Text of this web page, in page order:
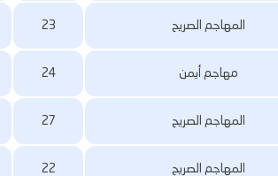
المهاجم الصريح 23
مهاجم أيمن 24
المهاجم الصريح 27
المهاجم الصريح 22